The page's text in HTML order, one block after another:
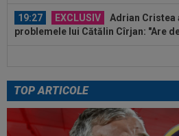
19:27 EXCLUSIV
Adrian Cristea
problemele lui Cătălin Cîrjan: "Are
Tragic: cel mai bun din
20:24 OFICIAL
PSG a plătit
rezolvat transferul
TOP ARTICOLE